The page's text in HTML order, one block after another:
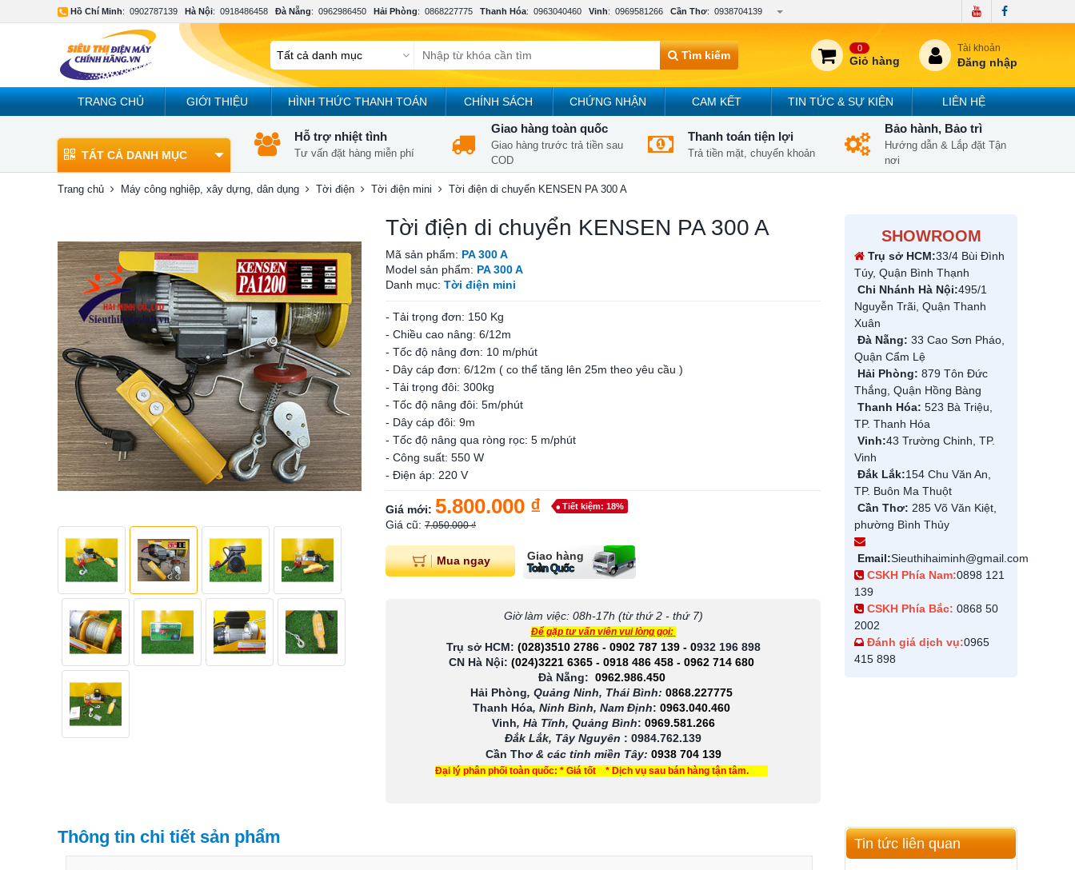
Hồ Chí Minh: 0902787139 Hà Nội: 0918486458 Đà Nẵng: 0962986450 Hải Phòng: 0868227775 Thanh Hóa: 0963040460 Vinh: 0969581266 Cần Thơ: 0938704139
Tìm kiếm
0
Giỏ hàng
Tài khoản
Đăng nhập
TRANG CHỦ GIỚI THIỆU HÌNH THỨC THANH TOÁN CHÍNH SÁCH CHỨNG NHẬN CAM KẾT TIN TỨC & SỰ KIỆN LIÊN HỆ
TẤT CẢ DANH MỤC
Hỗ trợ nhiệt tình
Tư vấn đặt hàng miễn phí
Giao hàng toàn quốc
Giao hàng trước trả tiền sau
COD
Thanh toán tiện lợi
Trả tiền mặt, chuyển khoản
Bảo hành, Bảo trì
Hướng dẫn & Lắp đặt Tận
nơi
Trang chủ Máy công nghiệp, xây dựng, dân dụng Tời điện Tời điện mini Tời điện di chuyển KENSEN PA 300 A
Tời điện di chuyển KENSEN PA 300 A
Mã sản phẩm: PA 300 A
Model sản phẩm: PA 300 A
Danh mục: Tời điện mini
- Tải trọng đơn: 150 Kg
- Chiều cao nâng: 6/12m
- Tốc độ nâng đơn: 10 m/phút
- Dây cáp đơn: 6/12m ( co thể tăng lên 25m theo yêu cầu )
- Tải trọng đôi: 300kg
- Tốc độ nâng đôi: 5m/phút
- Dây cáp đôi: 9m
- Tốc độ nâng qua ròng rọc: 5 m/phút
- Công suất: 550 W
- Điện áp: 220 V
Giá mới: 5.800.000 ₫ Tiết kiệm: 18%
Giá cũ: 7.050.000 ₫
Mua ngay Giao hàng
Toàn Quốc
Giờ làm việc: 08h-17h (từ thứ 2 - thứ 7)
Để gặp tư vấn viên vui lòng gọi:
Trụ sở HCM: (028)3510 2786 - 0902 787 139- 0932 196 898
CN Hà Nội: (024)3221 6365 - 0918 486 458 - 0962 714 680
Đà Nẵng: 0962.986.450
Hải Phòng, Quảng Ninh, Thái Bình: 0868.227775
Thanh Hóa, Ninh Bình, Nam Định: 0963.040.460
Vinh, Hà Tĩnh, Quảng Bình: 0969.581.266
Đắk Lắk, Tây Nguyên : 0984.762.139
Cần Thơ & các tỉnh miền Tây: 0938 704 139
Đại lý phân phối toàn quốc: * Giá tốt * Dịch vụ sau bán hàng tận tâm.
SHOWROOM
Trụ sở HCM:33/4 Bùi Đình
Túy, Quận Bình Thạnh
Chi Nhánh Hà Nội:495/1
Nguyễn Trãi, Quận Thanh
Xuân
Đà Nẵng: 33 Cao Sơn Pháo,
Quận Cẩm Lệ
Hải Phòng: 879 Tôn Đức
Thắng, Quận Hồng Bàng
Thanh Hóa: 523 Bà Triệu,
TP. Thanh Hóa
Vinh:43 Trường Chinh, TP.
Vinh
Đắk Lắk:154 Chu Văn An,
TP. Buôn Ma Thuột
Cần Thơ: 285 Võ Văn Kiệt,
phường Bình Thủy
Email:Sieuthihaiminh@gmail.com
CSKH Phía Nam:0898 121
139
CSKH Phía Bắc: 0868 50
2002
Đánh giá dịch vụ:0965
415 898
Thông tin chi tiết sản phẩm Tin tức liên quan